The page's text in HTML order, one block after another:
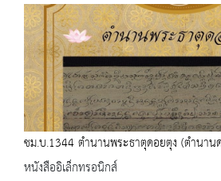
ชม.บ.1344 ตำนานพระธาตุดอยตุง (ตำนาน
หนังสืออิเล็กทรอนิกส์